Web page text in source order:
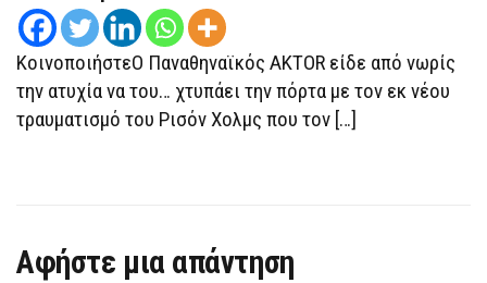
ΑΛΛΆ
Ο
ΧΟΛΜΣ
ΤΟΝ
ΚΆΝΕΙ
ΚοινοποιήστεΟ Παναθηναϊκός AKTOR είδε από νωρίς
την ατυχία να του… χτυπάει την πόρτα με τον εκ νέου
τραυματισμό του Ρισόν Χολμς που τον […]
Αφήστε μια απάντηση